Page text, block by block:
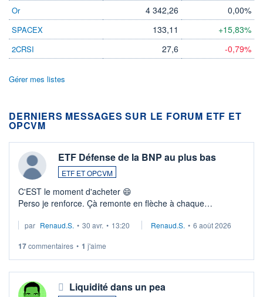
Or 4 342,26 0,00%
SPACEX 133,11 +15,83%
2CRSI 27,6 -0,79%
Gérer mes listes
DERNIERS MESSAGES SUR LE FORUM ETF ET
OPCVM
ETF Défense de la BNP au plus bas
ETF ET OPCVM
C'EST le moment d'acheter 😄​
Perso je renforce. Çà remonte en flèche à chaque
Investissement long terme tip top pour sa retraite.
par Renaud.S. • 30 avr. • 13:20 Renaud.S. • 6 août 2026
17commentaires • 1 j'aime
Liquidité dans un pea